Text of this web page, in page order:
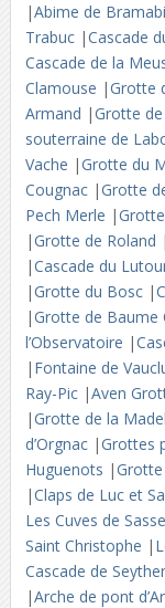
|Abime de
Trabuc |Cascade
Cascade de la
Clamouse |Grotte
Armand |Grotte
souterraine de
Vache |Grotte du
Cougnac |Grotte
Pech Merle |
|Grotte de Roland |
|Cascade du
|Grotte du Bosc |
|Grotte de Baume
l’Observatoire |
| Fontaine de
Ray-Pic |Aven
|Grotte de la
d’Orgnac |Grottes
Huguenots |
|Claps de Luc et
Les Cuves de
Saint Christophe |
Cascade de
|Arche de pont